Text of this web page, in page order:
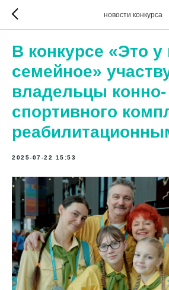
новости конкурса
В конкурсе «Это у
семейное»
владельцы конно-
спортивного
2025-07-22 15:53